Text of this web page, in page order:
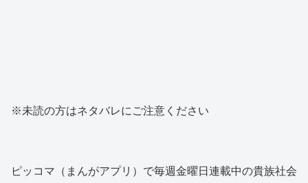
※未読の方はネタバレにご注意ください
ピッコマ（まんがアプリ）で毎週金曜日連載中の貴族社会